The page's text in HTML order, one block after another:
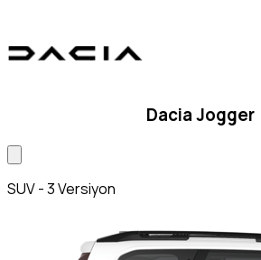
Dacia Jogger
SUV - 3 Versiyon